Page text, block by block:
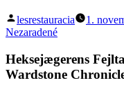
Posted
by
lesrestauracia 1.
Nezaradené
Heksejægerens
Wardstone